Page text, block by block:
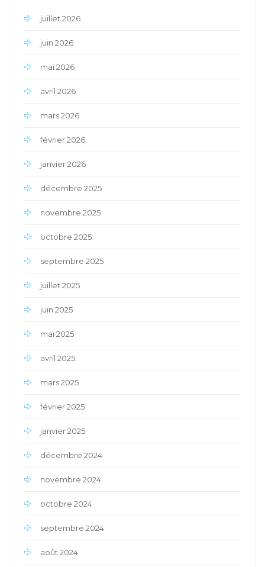
juillet 2026
juin 2026
mai 2026
avril 2026
mars 2026
février 2026
janvier 2026
décembre 2025
novembre 2025
octobre 2025
septembre 2025
juillet 2025
juin 2025
mai 2025
avril 2025
mars 2025
février 2025
janvier 2025
décembre 2024
novembre 2024
octobre 2024
septembre 2024
août 2024